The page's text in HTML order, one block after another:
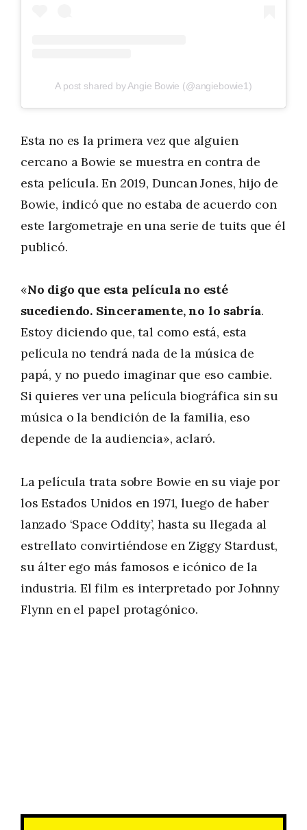
A post shared by Angie Bowie (@angiebowie1)
Esta no es la primera vez que alguien
cercano a Bowie se muestra en contra de
esta película. En 2019, Duncan Jones, hijo de
Bowie, indicó que no estaba de acuerdo con
este largometraje en una serie de tuits que él
publicó.
«No digo que esta película no esté
sucediendo. Sinceramente, no lo sabría.
Estoy diciendo que, tal como está, esta
película no tendrá nada de la música de
papá, y no puedo imaginar que eso cambie.
Si quieres ver una película biográfica sin su
música o la bendición de la familia, eso
depende de la audiencia», aclaró.
La película trata sobre Bowie en su viaje por
los Estados Unidos en 1971, luego de haber
lanzado ‘Space Oddity’, hasta su llegada al
estrellato convirtiéndose en Ziggy Stardust,
su álter ego más famosos e icónico de la
industria. El film es interpretado por Johnny
Flynn en el papel protagónico.